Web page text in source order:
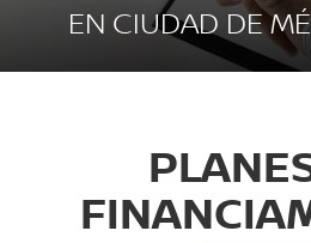
EN CIUDAD DE